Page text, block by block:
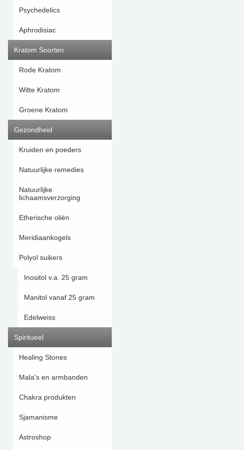
Psychedelics
Aphrodisiac
Kratom Soorten
Rode Kratom
Witte Kratom
Groene Kratom
Gezondheid
Kruiden en poeders
Natuurlijke remedies
Natuurlijke
lichaamsverzorging
Etherische oliën
Meridiaankogels
Polyol suikers
Inositol v.a. 25 gram
Manitol vanaf 25 gram
Edelweiss
Spiritueel
Healing Stones
Mala's en armbanden
Chakra produkten
Sjamanisme
Astroshop